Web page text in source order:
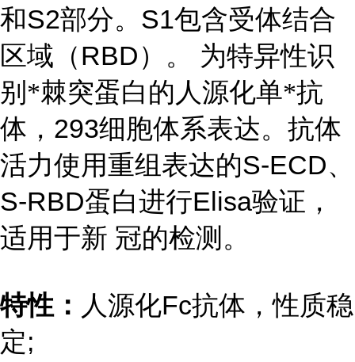
和S2部分。 S1包含受体结合
区域（RBD）。
为特异性识
别*棘突蛋白的人源化单*抗
体， 293细胞体系表达。抗体
活力使用重组表达的S-ECD、
S-RBD蛋白进行Elisa验证，
适用于新 冠的检测。
特性： 人源化Fc抗体，性质稳
定;